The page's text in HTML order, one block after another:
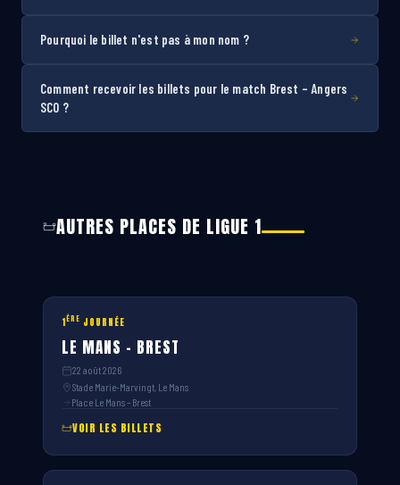
Pourquoi le billet n'est pas à mon nom ?
Comment recevoir les billets pour le match Brest – Angers
SCO ?
AUTRES PLACES DE LIGUE 1
1ÈRE JOURNÉE
LE MANS – BREST
22 août 2026
Stade Marie-Marvingt, Le Mans
Place Le Mans – Brest
VOIR LES BILLETS